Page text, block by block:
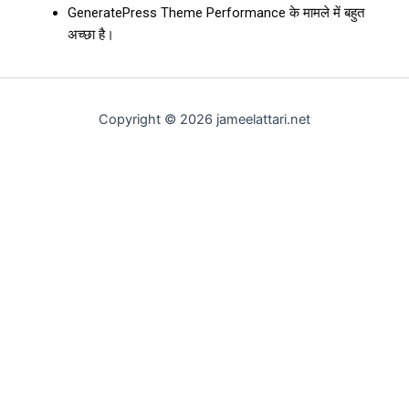
GeneratePress Theme Performance के मामले में बहुत
अच्छा है।
Copyright © 2026 jameelattari.net